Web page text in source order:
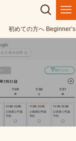
初めての方へ